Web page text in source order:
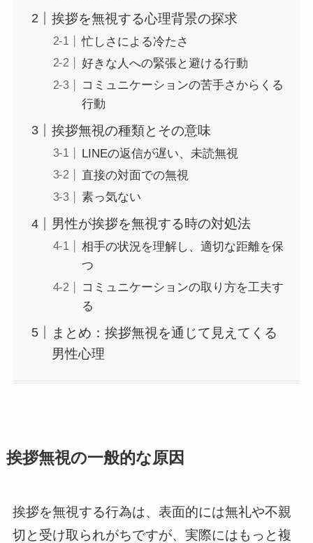
挨拶を無視する心理背景の探求
忙しさによる冷たさ
好きな人への緊張と避ける行動
コミュニケーションの苦手さからくる
行動
挨拶無視の種類とその意味
LINEの返信が遅い、未読無視
直接の対面での無視
素っ気ない
男性が挨拶を無視する時の対処法
相手の状況を理解し、適切な距離を保
つ
コミュニケーションの取り方を工夫す
る
まとめ：挨拶無視を通じて見えてくる
男性心理
挨拶無視の一般的な原因
挨拶を無視する行為は、表面的には無礼や不親
切と受け取られがちですが、実際にはもっと複